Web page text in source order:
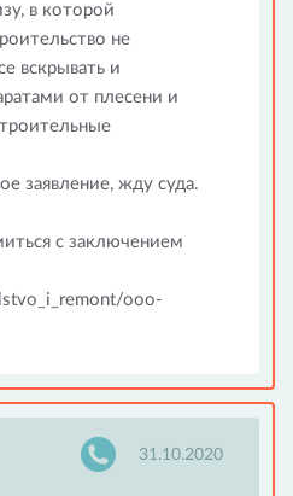
в которой
не
вскрывать и
от плесени и
заявление, жду суда.
с заключением
ooo-
31.10.2020